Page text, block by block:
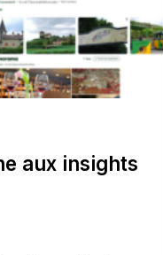
aux insights